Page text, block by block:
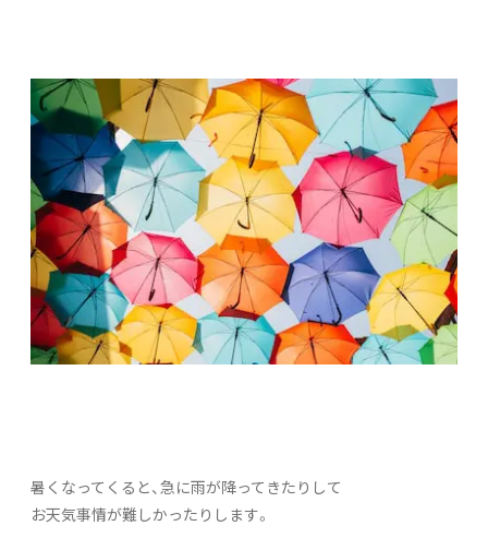
暑くなってくると、急に雨が降ってきたりして
お天気事情が難しかったりします。